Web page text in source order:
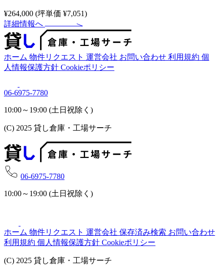
¥264,000 (坪単価 ¥7,051)
詳細情報へ
ホーム 物件リクエスト 運営会社 お問い合わせ 利用規約 個
人情報保護方針 Cookieポリシー
06-6975-7780
10:00～19:00 (土日祝除く)
(C) 2025 貸し倉庫・工場サーチ
06-6975-7780
10:00～19:00 (土日祝除く)
ホーム 物件リクエスト 運営会社 保存済み検索 お問い合わせ
利用規約 個人情報保護方針 Cookieポリシー
(C) 2025 貸し倉庫・工場サーチ